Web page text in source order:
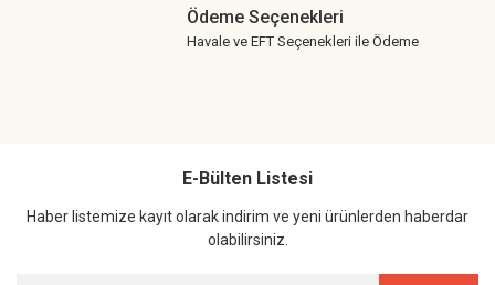
Ödeme Seçenekleri
Havale ve EFT Seçenekleri ile Ödeme
E-Bülten Listesi
Haber listemize kayıt olarak indirim ve yeni ürünlerden haberdar
olabilirsiniz.